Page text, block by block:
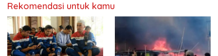
Rekomendasi untuk kamu